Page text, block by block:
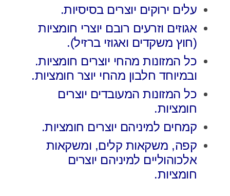
עלים ירוקים יוצרים בסיסיות.
אגוזים וזרעים רובם יוצרי חומציות
(חוץ משקדים ואגוזי ברזיל).
כל המזונות מהחי יוצרים חומציות.
ובמיוחד חלבון מהחי יוצר חומציות.
כל המזונות המעובדים יוצרים
חומציות.
קמחים למיניהם יוצרים חומציות.
קפה, משקאות קלים, ומשקאות
אלכוהוליים למיניהם יוצרים
חומציות.